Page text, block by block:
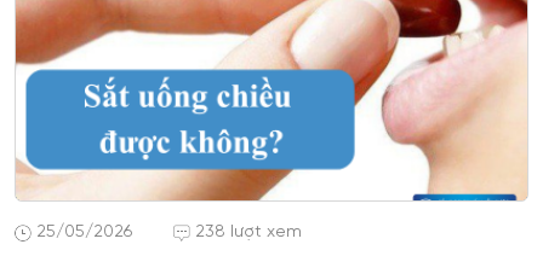
25/05/2026 238 lượt xem